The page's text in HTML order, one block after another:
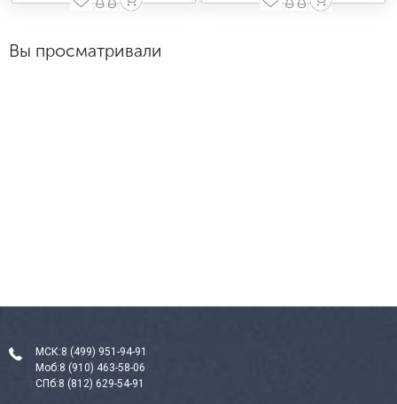
Вы просматривали
МСК:8 (499) 951-94-91
Моб:8 (910) 463-58-06
СПб:8 (812) 629-54-91